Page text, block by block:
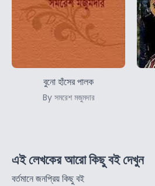
বুনো হাঁসের পালক
By সমরেশ মজুমদার
এই লেখকের আরো কিছু বই দেখুন
বর্তমানে জনপ্রিয় কিছু বই